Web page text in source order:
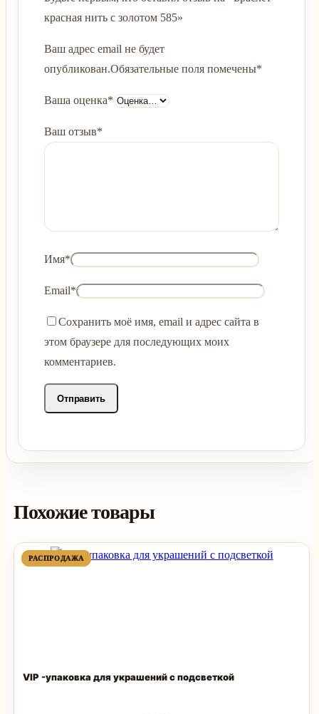
красная нить с золотом 585»
Ваш адрес email не будет
опубликован.Обязательные поля помечены*
Ваша оценка*
Ваш отзыв*
Имя*
Email*
Сохранить моё имя, email и адрес сайта в
этом браузере для последующих моих
комментариев.
Похожие товары
РАСПРОДАЖА ПРОДАВАЕМЫЙ
ТОВАР
РАСПРОДАЖА ПРОДАВАЕМЫЙ
ТОВАР
VIP -упаковка для украшений с подсветкой